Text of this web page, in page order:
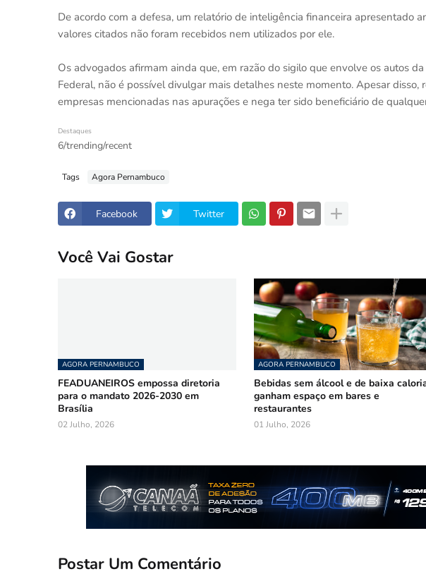
De acordo com a defesa, um relatório de inteligência financeira apresentado
valores citados não foram recebidos nem utilizados por ele.
Os advogados afirmam ainda que, em razão do sigilo que envolve os autos
Federal, não é possível divulgar mais detalhes neste momento. Apesar
empresas mencionadas nas apurações e nega ter sido beneficiário de
Destaques
6/trending/recent
Tags Agora Pernambuco
Facebook Twitter
Você Vai Gostar
AGORA PERNAMBUCO
FEADUANEIROS empossa diretoria
para o mandato 2026-2030 em
Brasília
02 Julho, 2026
AGORA PERNAMBUCO
Bebidas sem álcool e de baixa
ganham espaço em bares e
restaurantes
01 Julho, 2026
Postar Um Comentário